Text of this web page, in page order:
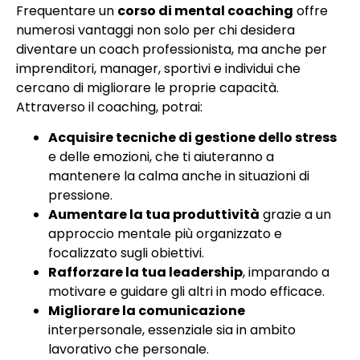
Frequentare un corso di mental coaching offre
numerosi vantaggi non solo per chi desidera
diventare un coach professionista, ma anche per
imprenditori, manager, sportivi e individui che
cercano di migliorare le proprie capacità.
Attraverso il coaching, potrai:
Acquisire tecniche di gestione dello stress
e delle emozioni, che ti aiuteranno a
mantenere la calma anche in situazioni di
pressione.
Aumentare la tua produttività grazie a un
approccio mentale più organizzato e
focalizzato sugli obiettivi.
Rafforzare la tua leadership, imparando a
motivare e guidare gli altri in modo efficace.
Migliorare la comunicazione
interpersonale, essenziale sia in ambito
lavorativo che personale.